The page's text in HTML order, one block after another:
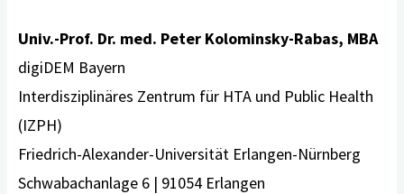
Univ.-Prof. Dr. med. Peter Kolominsky-Rabas, MBA
digiDEM Bayern
Interdisziplinäres Zentrum für HTA und Public Health
(IZPH)
Friedrich-Alexander-Universität Erlangen-Nürnberg
Schwabachanlage 6 | 91054 Erlangen